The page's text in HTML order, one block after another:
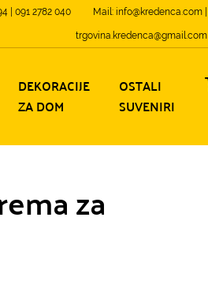
| 091 2782 040 Mail: info@kredenca.com |
trgovina.kredenca@gmail.com
DEKORACIJE
ZA DOM
OSTALI
SUVENIRI
za